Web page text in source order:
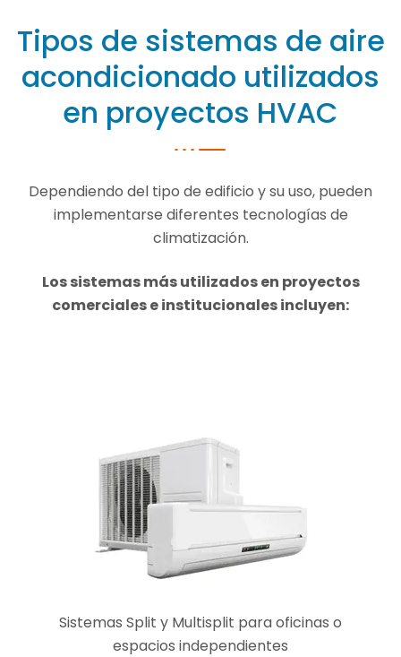
Tipos de sistemas de aire
acondicionado utilizados
en proyectos HVAC
Dependiendo del tipo de edificio y su uso, pueden
implementarse diferentes tecnologías de
climatización.
Los sistemas más utilizados en proyectos
comerciales e institucionales incluyen:
Sistemas Split y Multisplit para oficinas o
espacios independientes